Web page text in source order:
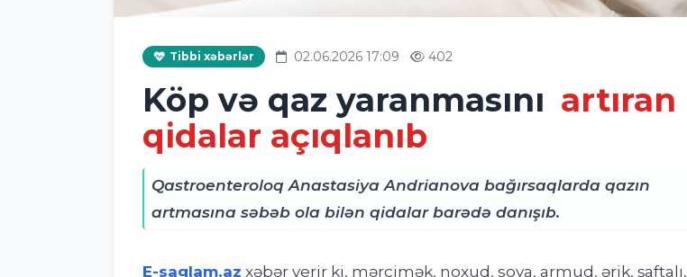
Tibbi xəbərlər 02.06.2026 17:09 402
Köp və qaz yaranmasını artıran
qidalar açıqlanıb
Qastroenteroloq Anastasiya Andrianova bağırsaqlarda qazın
artmasına səbəb ola bilən qidalar barədə danışıb.
E-saglam.az xəbər verir ki, mərcimək, noxud, soya, armud, ərik, şaftalı,